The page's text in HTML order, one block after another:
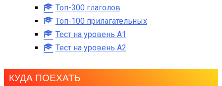
Топ-300 глаголов
Топ-100 прилагательных
Тест на уровень A1
Тест на уровень A2
КУДА ПОЕХАТЬ